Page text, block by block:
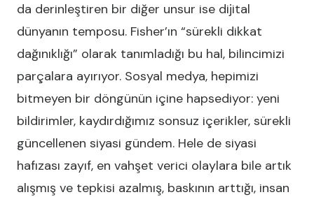
da derinleştiren bir diğer unsur ise dijital
dünyanın temposu. Fisher’ın “sürekli dikkat
dağınıklığı” olarak tanımladığı bu hal, bilincimizi
parçalara ayırıyor. Sosyal medya, hepimizi
bitmeyen bir döngünün içine hapsediyor: yeni
bildirimler, kaydırdığımız sonsuz içerikler, sürekli
güncellenen siyasi gündem. Hele de siyasi
hafızası zayıf, en vahşet verici olaylara bile artık
alışmış ve tepkisi azalmış, baskının arttığı, insan